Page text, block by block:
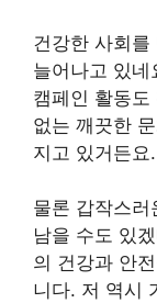
건강한 사회를
늘어나고 있
캠페인 활동
없는 깨끗한
지고 있거든요.
물론 갑작스
남을 수도 있
의 건강과 안
니다. 저 역시